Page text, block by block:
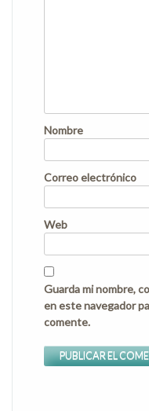
Nombre
Correo electrónico
Web
Guarda mi nombre,
en este navegador
comente.